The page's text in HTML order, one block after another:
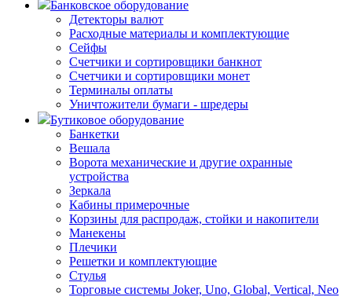
Банковское оборудование
Детекторы валют
Расходные материалы и комплектующие
Сейфы
Счетчики и сортировщики банкнот
Счетчики и сортировщики монет
Терминалы оплаты
Уничтожители бумаги - шредеры
Бутиковое оборудование
Банкетки
Вешала
Ворота механические и другие охранные
устройства
Зеркала
Кабины примерочные
Корзины для распродаж, стойки и накопители
Манекены
Плечики
Решетки и комплектующие
Стулья
Торговые системы Joker, Uno, Global, Vertical, Neo